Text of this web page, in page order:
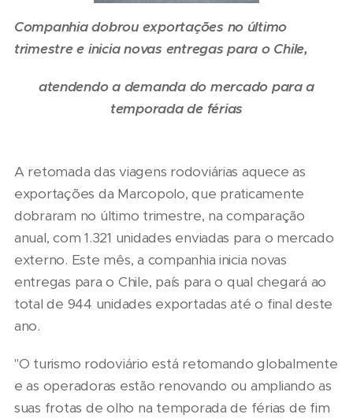
Companhia dobrou exportações no último
trimestre e inicia novas entregas para o Chile,
atendendo a demanda do mercado para a
temporada de férias
A retomada das viagens rodoviárias aquece as
exportações da Marcopolo, que praticamente
dobraram no último trimestre, na comparação
anual, com 1.321 unidades enviadas para o mercado
externo. Este mês, a companhia inicia novas
entregas para o Chile, país para o qual chegará ao
total de 944 unidades exportadas até o final deste
ano.
"O turismo rodoviário está retomando globalmente
e as operadoras estão renovando ou ampliando as
suas frotas de olho na temporada de férias de fim